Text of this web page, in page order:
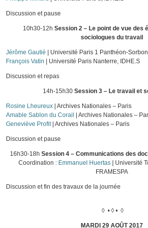
Discussion et pause
10h30-12h Session 2 – Le point de vue des
sociologues du travail
Jérôme Gautié | Université Paris 1 Panthéon-
François Vatin | Université Paris Nanterre, IDHE.S
Discussion et repas
14h-15h30 Session 3 – Le travail et
Rosine Lheureux | Archives Nationales – Paris
Amable Sablon du Corail | Archives Nationales –
Geneviève Profit | Archives Nationales – Paris
Discussion et pause
16h30-18h Session 4 – Communications des
Coordination : Emmanuel Huertas| Université
FRAMESPA
Discussion et fin des travaux de la journée
◊ • ◊ • ◊
MARDI 29 AOÛT 2017